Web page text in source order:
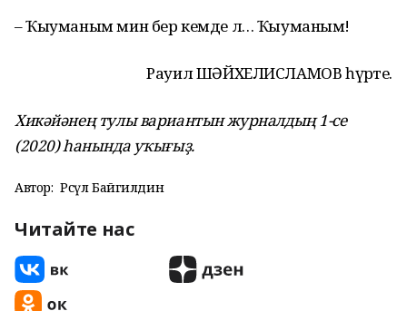
– Ҡыуманым мин бер кемде лә… Ҡыуманым!
Рауил ШӘЙХЕЛИСЛАМОВ һүрәте.
Хикәйәнең тулы вариантын журналдың 1-се
(2020) һанында уҡығыҙ.
Автор: Рәсүл Байгилдин
Читайте нас